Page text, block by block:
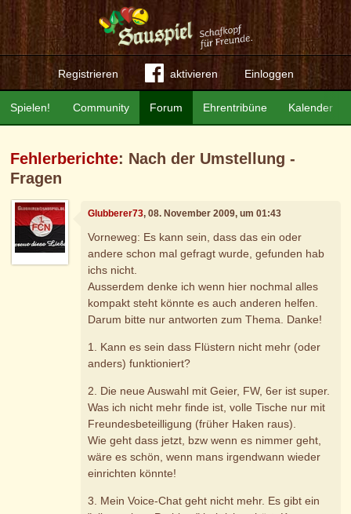
Registrieren aktivieren Einloggen
Community Forum Ehrentribüne Kalender
Spielen!
Fehlerberichte: Nach der Umstellung -
Fragen
Glubberer73, 08. November 2009, um 01:43
Vorneweg: Es kann sein, dass das ein oder
andere schon mal gefragt wurde, gefunden hab
ichs nicht.
Ausserdem denke ich wenn hier nochmal alles
kompakt steht könnte es auch anderen helfen.
Darum bitte nur antworten zum Thema. Danke!
1. Kann es sein dass Flüstern nicht mehr (oder
anders) funktioniert?
2. Die neue Auswahl mit Geier, FW, 6er ist super.
Was ich nicht mehr finde ist, volle Tische nur mit
Freundesbeteilligung (früher Haken raus).
Wie geht dass jetzt, bzw wenn es nimmer geht,
wäre es schön, wenn mans irgendwann wieder
einrichten könnte!
3. Mein Voice-Chat geht nicht mehr. Es gibt ein